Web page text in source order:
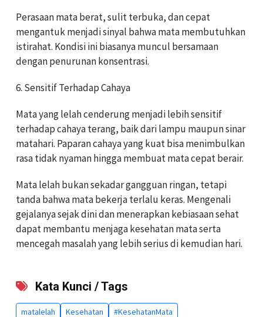
Perasaan mata berat, sulit terbuka, dan cepat
mengantuk menjadi sinyal bahwa mata membutuhkan
istirahat. Kondisi ini biasanya muncul bersamaan
dengan penurunan konsentrasi.
6. Sensitif Terhadap Cahaya
Mata yang lelah cenderung menjadi lebih sensitif
terhadap cahaya terang, baik dari lampu maupun sinar
matahari. Paparan cahaya yang kuat bisa menimbulkan
rasa tidak nyaman hingga membuat mata cepat berair.
Mata lelah bukan sekadar gangguan ringan, tetapi
tanda bahwa mata bekerja terlalu keras. Mengenali
gejalanya sejak dini dan menerapkan kebiasaan sehat
dapat membantu menjaga kesehatan mata serta
mencegah masalah yang lebih serius di kemudian hari.
Kata Kunci / Tags
matalelah Kesehatan #KesehatanMata